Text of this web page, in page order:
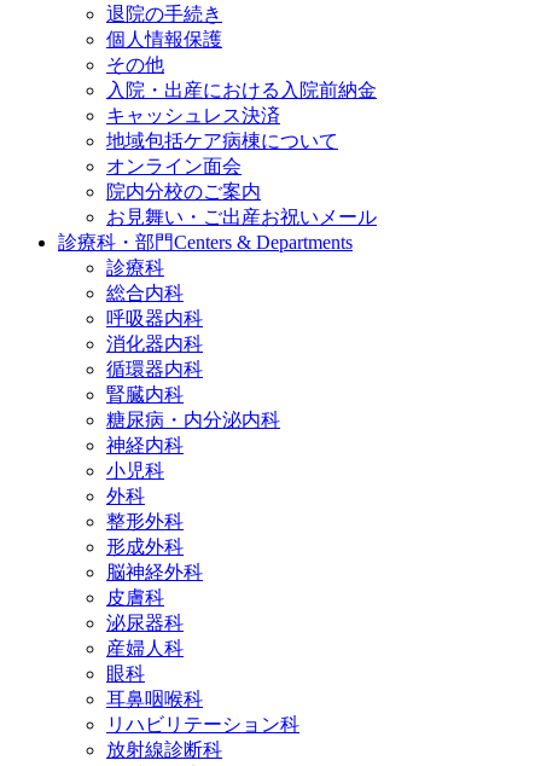
退院の手続き
個人情報保護
その他
入院・出産における入院前納金
キャッシュレス決済
地域包括ケア病棟について
オンライン面会
院内分校のご案内
お見舞い・ご出産お祝いメール
診療科・部門Centers & Departments
診療科
総合内科
呼吸器内科
消化器内科
循環器内科
腎臓内科
糖尿病・内分泌内科
神経内科
小児科
外科
整形外科
形成外科
脳神経外科
皮膚科
泌尿器科
産婦人科
眼科
耳鼻咽喉科
リハビリテーション科
放射線診断科